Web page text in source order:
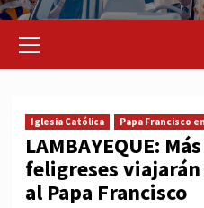
Menu
Iglesia Católica Papa Francisco
LAMBAYEQUE:
feligreses
al Papa Francisco